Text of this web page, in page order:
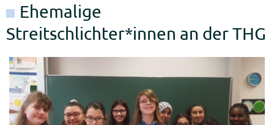
Sek
Aktuell
Termine
der
Oberstufe
Beratung
Ehemalige
Streitschlichter*innen an der THG